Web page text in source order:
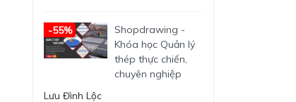
-55%
Shopdrawing -
Khóa học Quản lý
thép thực chiến,
chuyên nghiệp
Lưu Đình Lộc